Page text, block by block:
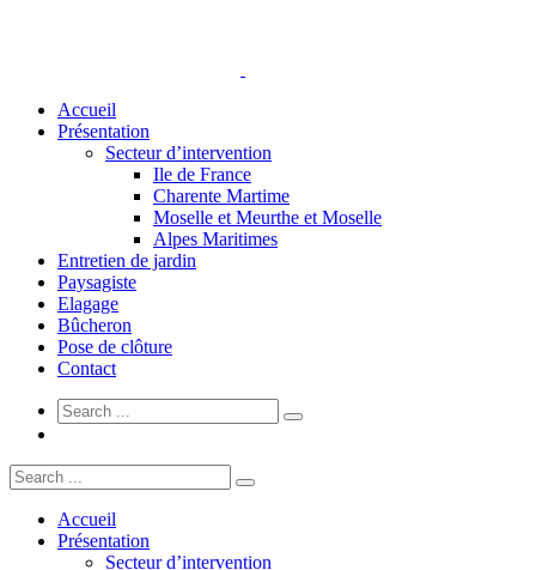
Accueil
Présentation
Secteur d’intervention
Ile de France
Charente Martime
Moselle et Meurthe et Moselle
Alpes Maritimes
Entretien de jardin
Paysagiste
Elagage
Bûcheron
Pose de clôture
Contact
Accueil
Présentation
Secteur d’intervention